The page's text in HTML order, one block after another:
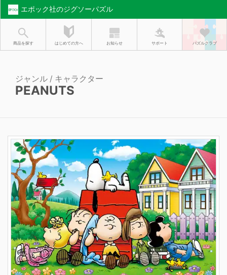
エポック社のジグソーパズル
商品を探す はじめての方へ お知らせ サポート パズルクラブ
ジャンル / キャラクター
PEANUTS